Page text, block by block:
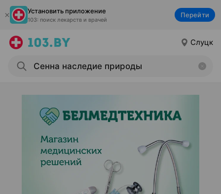
Установить приложение
103: поиск лекарств и врачей
Перейти
Слуцк